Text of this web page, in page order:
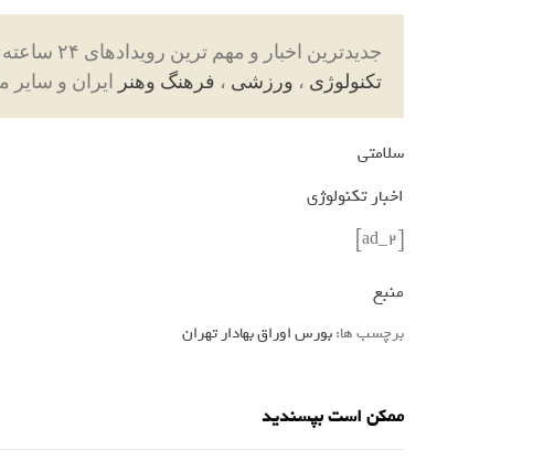
جدیدترین اخبار و مهم ترین رویدادهای ۲۴ ساعته در بخش های حوادث ، اجتماعی ، سیاسی ،
تکنولوژی ، ورزشی ، فرهنگ وهنر ایران و
سلامتی
اخبار تکنولوژی
منبع
برچسب ها:بورس اوراق بهادار تهران
ممکن است بپسندید